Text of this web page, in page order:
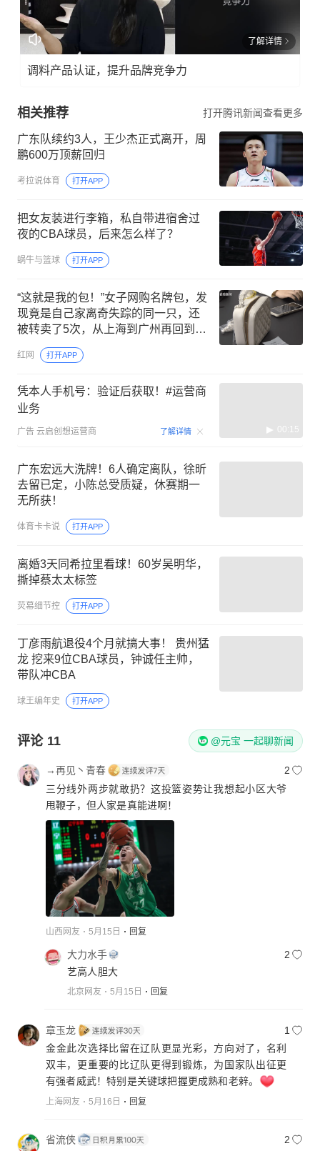
了解详情
调料产品认证，提升品牌竞争力
相关推荐 打开腾讯新闻查看更多
广东队续约3人，王少杰正式离开，周
鹏600万顶薪回归
考拉说体育 打开APP
把女友装进行李箱，私自带进宿舍过
夜的CBA球员，后来怎么样了？
蜗牛与篮球 打开APP
“这就是我的包！”女子网购名牌包，发
现竟是自己家离奇失踪的同一只，还
被转卖了5次，从上海到广州再回到上
红网 打开APP
凭本人手机号：验证后获取！#运营商
业务
广告 云启创想运营商 了解详情 00:15
广东宏远大洗牌！6人确定离队，徐昕
去留已定，小陈总受质疑，休赛期一
无所获！
体育卡卡说 打开APP
离婚3天同希拉里看球！60岁吴明华，
撕掉蔡太太标签
荧幕细节控 打开APP
丁彦雨航退役4个月就搞大事！ 贵州猛
龙 挖来9位CBA球员，钟诚任主帅，
带队冲CBA
球王编年史 打开APP
评论 11 @元宝 一起聊新闻
→再见丶青春
2
三分线外两步就敢扔？这投篮姿势让我想起小区大爷
甩鞭子，但人家是真能进啊！
山西网友 5月15日 回复
大力水手
2
艺高人胆大
北京网友 5月15日 回复
章玉龙
1
金金此次选择比留在辽队更显光彩，方向对了，名利
双丰，更重要的比辽队更得到锻炼，为国家队出征更
有强者威武！特别是关键球把握更成熟和老辢。
上海网友 5月16日 回复
省流侠
2